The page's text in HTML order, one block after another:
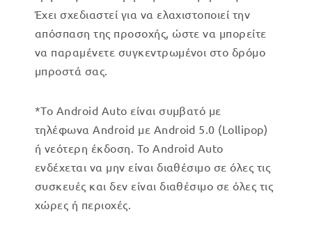
Έχει σχεδιαστεί για να ελαχιστοποιεί την
απόσπαση της προσοχής, ώστε να μπορείτε
να παραμένετε συγκεντρωμένοι στο δρόμο
μπροστά σας.
*Το Android Auto είναι συμβατό με
τηλέφωνα Android με Android 5.0 (Lollipop)
ή νεότερη έκδοση. Το Android Auto
ενδέχεται να μην είναι διαθέσιμο σε όλες τις
συσκευές και δεν είναι διαθέσιμο σε όλες τις
χώρες ή περιοχές.